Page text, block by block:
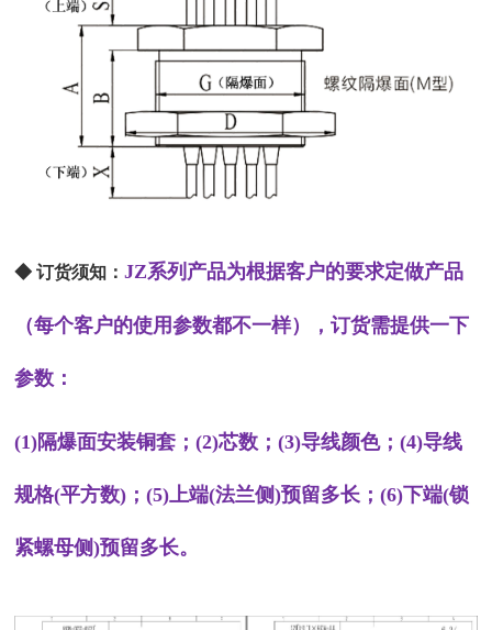
◆ 订货须知 ：JZ系列产品为根据客户的要求定做产品
（每个客户的使用参数都不一样），订货需提供一下
参数：
(1)隔爆面安装铜套；(2)芯数；(3)导线颜色；(4)导线
规格(平方数)；(5)上端(法兰侧)预留多长；(6)下端(锁
紧螺母侧)预留多长。